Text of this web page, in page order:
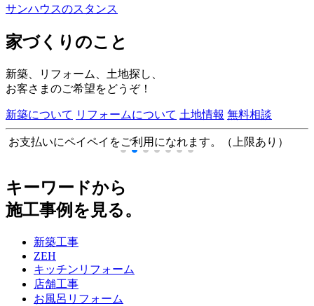
サンハウスのスタンス
家づくりのこと
新築、リフォーム、土地探し、
お客さまのご希望をどうぞ！
新築について リフォームについて 土地情報 無料相談
お支払いにペイペイをご利用になれます。（上限あり）
キーワードから
施工事例を見る。
新築工事
ZEH
キッチンリフォーム
店舗工事
お風呂リフォーム